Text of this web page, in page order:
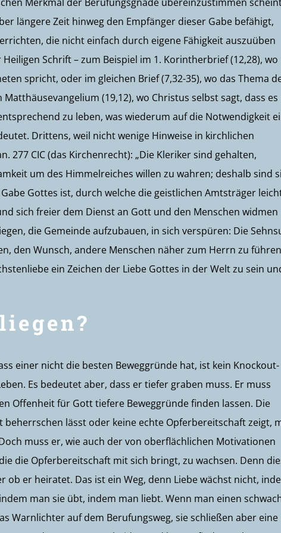
Merkmal der Berufungsgnade übereinzustimmen
längere Zeit hinweg den Empfänger dieser Gabe befähigt,
die nicht einfach durch eigene Fähigkeit auszuüben
Schrift – zum Beispiel im 1. Korintherbrief (12,28), wo
spricht, oder im gleichen Brief (7,32-35), wo das Thema
(19,12), wo Christus selbst sagt, dass es
zu leben, was wiederum auf die Notwendigkeit
Drittens, weil nicht wenige Hinweise in kirchlichen
277 CIC (das Kirchenrecht): „Die Kleriker sind gehalten,
um des Himmelreiches willen zu wahren; deshalb sind
Gottes ist, durch welche die geistlichen Amtsträger
sich freier dem Dienst an Gott und den Menschen widmen
die Gemeinde aufzubauen, in sich verspüren: Die
den Wunsch, andere Menschen näher zum Herrn zu
ein Zeichen der Liebe Gottes in der Welt zu sein
einer nicht die besten Beweggründe hat, ist kein Knockout-
Es bedeutet aber, dass er tiefer graben muss. Er muss
Offenheit für Gott tiefere Beweggründe finden lassen. Die
lässt oder keine echte Opferbereitschaft zeigt,
muss er, wie auch der von oberflächlichen Motivationen
die Opferbereitschaft mit sich bringt, zu wachsen. Denn
er heiratet. Das ist ein Weg, denn Liebe wächst nicht,
man sie übt, indem man liebt. Wenn man einen
Warnlichter auf dem Berufungsweg, sie schließen aber eine